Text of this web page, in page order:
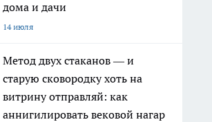
дома и дачи
14 июля
Метод двух стаканов — и
старую сковородку хоть на
витрину отправляй: как
аннигилировать вековой нагар